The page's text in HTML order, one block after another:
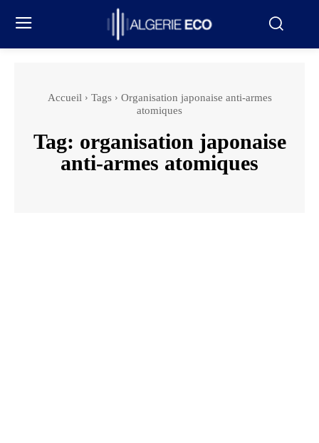
Accueil Tags
Organisation japonaise anti-armes
atomiques
Tag: organisation japonaise
anti-armes atomiques